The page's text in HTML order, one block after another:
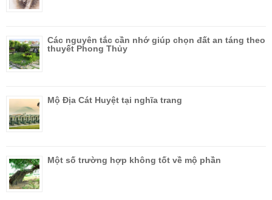
Các nguyên tắc cần nhớ giúp chọn đất an táng theo
thuyết Phong Thủy
Mộ Địa Cát Huyệt tại nghĩa trang
Một số trường hợp không tốt về mộ phần